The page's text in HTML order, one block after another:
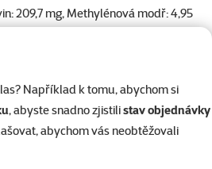
Například k tomu, abychom si
, abyste snadno zjistilistav objednávky
abychom vás neobtěžovali
209,7 mg, Methylénová modř: 4,95
určených ke konzumaci lidmi.
a mimo dosah světla.
1 ml na každých 20 litrů akvarijní
přiloženým instrukcím!
který je vhodný pro ošetření vody o